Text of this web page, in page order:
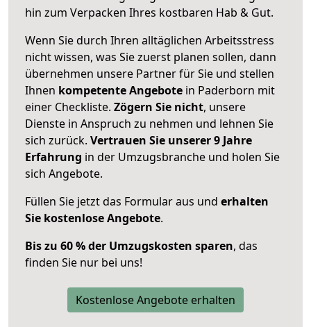
hin zum Verpacken Ihres kostbaren Hab & Gut.
Wenn Sie durch Ihren alltäglichen Arbeitsstress
nicht wissen, was Sie zuerst planen sollen, dann
übernehmen unsere Partner für Sie und stellen
Ihnen kompetente Angebote in Paderborn mit
einer Checkliste. Zögern Sie nicht, unsere
Dienste in Anspruch zu nehmen und lehnen Sie
sich zurück. Vertrauen Sie unserer 9 Jahre
Erfahrung in der Umzugsbranche und holen Sie
sich Angebote.
Füllen Sie jetzt das Formular aus und erhalten
Sie kostenlose Angebote.
Bis zu 60 % der Umzugskosten sparen, das
finden Sie nur bei uns!
Kostenlose Angebote erhalten